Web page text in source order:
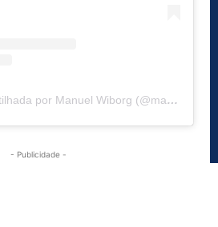
Uma publicação partilhada por Manuel Wiborg (@manuelwiborg)
- Publicidade -